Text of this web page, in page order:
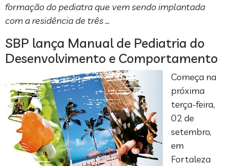
formação do pediatra que vem sendo implantada
com a residência de três …
SBP lança Manual de Pediatria do
Desenvolvimento e Comportamento
Começa na
próxima
terça-feira,
02 de
setembro,
em
Fortaleza